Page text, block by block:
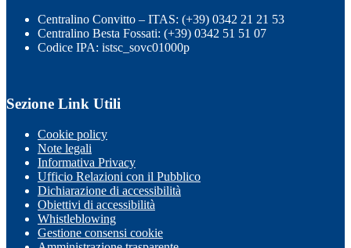
Centralino Convitto – ITAS: (+39) 0342 21 21 53
Centralino Besta Fossati: (+39) 0342 51 51 07
Codice IPA: istsc_sovc01000p
Sezione Link Utili
Cookie policy
Note legali
Informativa Privacy
Ufficio Relazioni con il Pubblico
Dichiarazione di accessibilità
Obiettivi di accessibilità
Whistleblowing
Gestione consensi cookie